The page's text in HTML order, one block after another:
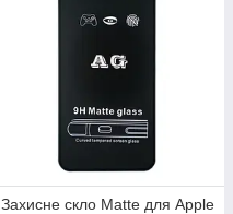
Захисне скло Matte для Apple